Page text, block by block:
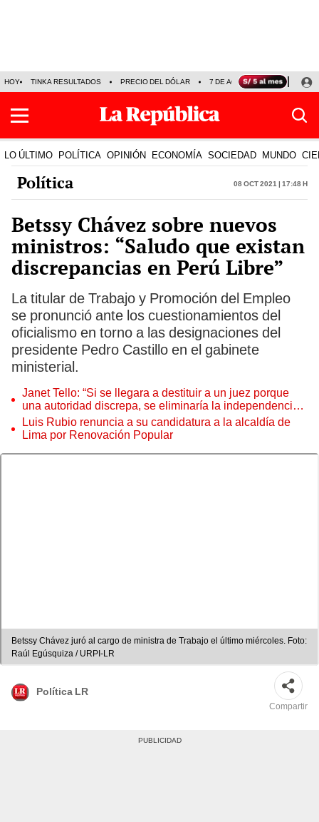
HOY TINKA RESULTADOS PRECIO DEL DÓLAR 7 DE AGOSTO OLLANTA
LO ÚLTIMO POLÍTICA OPINIÓN ECONOMÍA SOCIEDAD MUNDO
Política 08 Oct 2021 | 17:48 h
Betssy Chávez sobre nuevos
ministros: “Saludo que existan
discrepancias en Perú Libre”
La titular de Trabajo y Promoción del Empleo
se pronunció ante los cuestionamientos del
oficialismo en torno a las designaciones del
presidente Pedro Castillo en el gabinete
ministerial.
Janet Tello: “Si se llegara a destituir a un juez porque
una autoridad discrepa, se eliminaría la independencia
judicial”
Luis Rubio renuncia a su candidatura a la alcaldía de
Lima por Renovación Popular
Betssy Chávez juró al cargo de ministra de Trabajo el último miércoles. Foto:
Raúl Egúsquiza / URPI-LR
Política LR
Compartir